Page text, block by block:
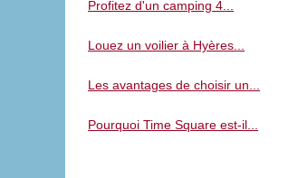
Profitez d'un camping 4...
Louez un voilier à Hyères...
Les avantages de choisir un...
Pourquoi Time Square est-il...